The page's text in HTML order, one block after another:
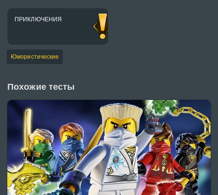
ПРИКЛЮЧЕНИЯ
Юмористические
Похожие тесты